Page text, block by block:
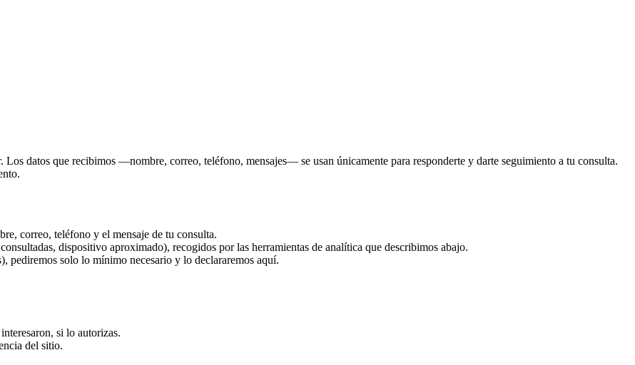
Los datos que recibimos —nombre, correo, teléfono, mensajes— se usan únicamente para responderte y darte seguimiento a tu consulta.
correo, teléfono y el mensaje de tu consulta.
dispositivo aproximado), recogidos por las herramientas de analítica que describimos abajo.
pediremos solo lo mínimo necesario y lo declararemos aquí.
si lo autorizas.
del sitio.